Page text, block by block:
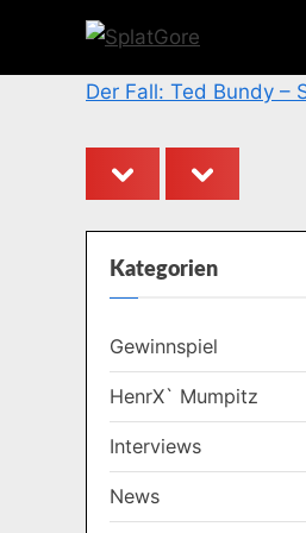
p
t
G
o
e
Der Fall: Ted Bundy –
prev next
Kategorien
Gewinnspiel
HenrX` Mumpitz
Interviews
News